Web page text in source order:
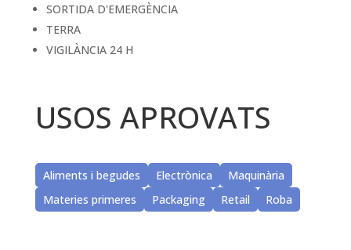
SORTIDA D'EMERGÈNCIA
TERRA
VIGILÀNCIA 24 H
USOS APROVATS
Aliments i begudes Electrònica
Maquinària
Materies primeres
Packaging Retail Roba